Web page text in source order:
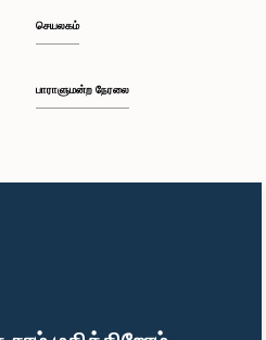
செயலகம்
பாராளுமன்ற நேரலை